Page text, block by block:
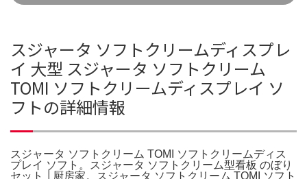
スジャータ ソフトクリームディスプレ
イ 大型 スジャータ ソフトクリーム
TOMI ソフトクリームディスプレイ ソ
フトの詳細情報
スジャータ ソフトクリーム TOMI ソフトクリームディス
プレイ ソフト。スジャータ ソフトクリーム型看板 のぼり
セット │厨房家。スジャータ ソフトクリーム TOMI ソフト